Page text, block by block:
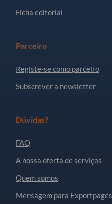
Ficha editorial
Parceiro
Registe-se como parceiro
Subscrever a newsletter
Dúvidas?
FAQ
A nossa oferta de serviços
Quem somos
Mensagem para Exportpages